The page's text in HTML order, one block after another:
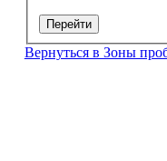
Перейти
Вернуться в Зоны